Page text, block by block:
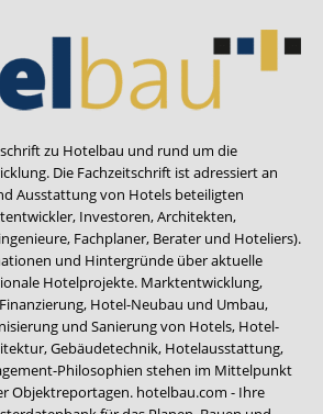
zu Hotelbau und rund um die
Die Fachzeitschrift ist adressiert an
Ausstattung von Hotels beteiligten
Investoren, Architekten,
Fachplaner, Berater und Hoteliers).
und Hintergründe über aktuelle
Hotelprojekte. Marktentwicklung,
Hotel-Neubau und Umbau,
und Sanierung von Hotels, Hotel-
Gebäudetechnik, Hotelausstattung,
Philosophien stehen im Mittelpunkt
Objektreportagen. hotelbau.com - Ihre